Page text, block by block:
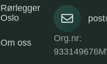
Rørlegger
Oslo
Om oss
Org.nr: